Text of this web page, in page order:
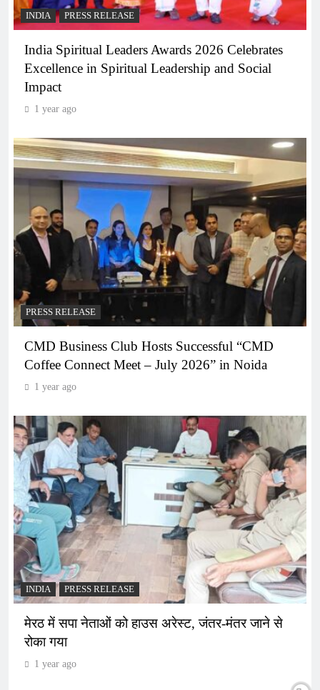
INDIA PRESS RELEASE
India Spiritual Leaders Awards 2026 Celebrates
Excellence in Spiritual Leadership and Social
Impact
1 year ago
PRESS RELEASE
CMD Business Club Hosts Successful “CMD
Coffee Connect Meet – July 2026” in Noida
1 year ago
INDIA PRESS RELEASE
मेरठ में सपा नेताओं को हाउस अरेस्ट, जंतर-मंतर जाने से
रोका गया
1 year ago